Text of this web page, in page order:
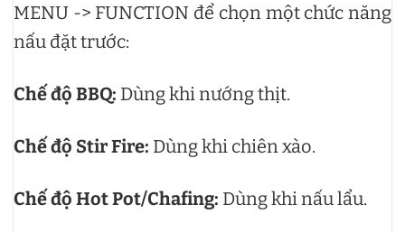
MENU -> FUNCTION để chọn một chức năng
nấu đặt trước:
Chế độ BBQ: Dùng khi nướng thịt.
Chế độ Stir Fire: Dùng khi chiên xào.
Chế độ Hot Pot/Chafing: Dùng khi nấu lẩu.